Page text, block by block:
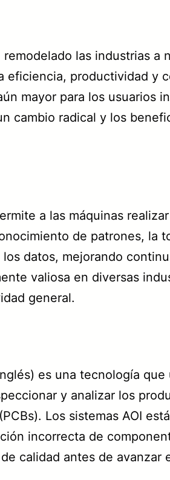
las industrias a
productividad y
mayor para los usuarios
cambio radical y los
a las máquinas
de patrones, la
datos, mejorando
valiosa en diversas
general.
es una tecnología
y analizar los
Los sistemas AOI
incorrecta de
calidad antes de avanzar